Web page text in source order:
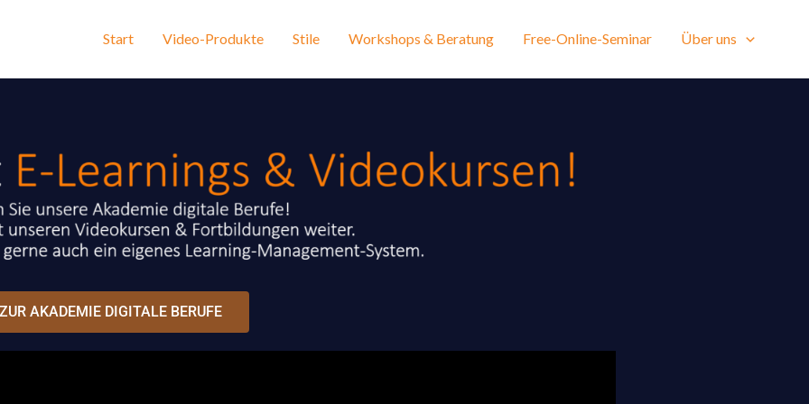
Start Video-Produkte Stile Workshops & Beratung Free-Online-Seminar Über uns
ZUR AKADEMIE DIGITALE BERUFE